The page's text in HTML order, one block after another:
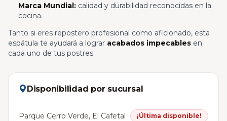
Marca Mundial:calidad y durabilidad reconocidas en la
cocina.
Tanto si eres repostero profesional como aficionado, esta
espátula te ayudará a lograr acabados impecables en
cada uno de tus postres.
Disponibilidad por sucursal
Parque Cerro Verde, El Cafetal ¡Última disponible!